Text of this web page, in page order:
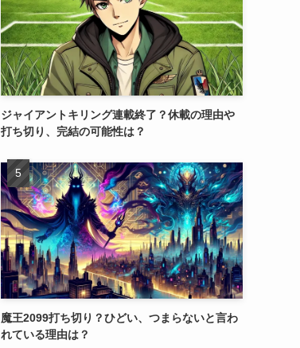
ジャイアントキリング連載終了？休載の理由や
打ち切り、完結の可能性は？
魔王2099打ち切り？ひどい、つまらないと言わ
れている理由は？